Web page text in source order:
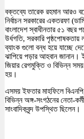
বক্তব্যে তারেক রহমান আরও
নির্বাচন সরকারের একতরফা
বাংলাদেশ স্বাধীনতার ৫১ বছর
উর্ধগতি, সরকারি পৃষ্ঠপোষকতায়
ব্যাংক গুলো বন্ধ হয়ে যাচ্ছে
ঝাপিয়ে পড়ার আহবান জানান।
জিয়ার রেগমুক্তি ও বিভিন্ন সময়
হয়।
এসময় ইফতার মাহফিলে
বিভিন্ন অঙ্গ-সংগঠনের নেতা-
সাংবাদিকবৃন্দ উপস্থিত ছিলেন।